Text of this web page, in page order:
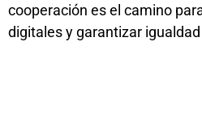
cooperación es el camino
digitales y garantizar